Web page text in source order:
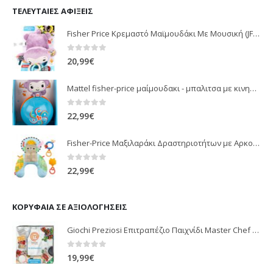
ΤΕΛΕΥΤΑΊΕΣ ΑΦΊΞΕΙΣ
Fisher Price Κρεμαστό Μαϊμουδάκι Με Μουσική (JFF02)
0 out of 5
20,99€
Mattel fisher-price μαίμουδακι - μπαλιτσα με κινηση JLB95
22,99€
Fisher-Price Μαξιλαράκι Δραστηριοτήτων με Αρκουδάκι (JHB44)
22,99€
ΚΟΡΥΦΑΊΑ ΣΕ ΑΞΙΟΛΟΓΉΣΕΙΣ
Giochi Preziosi Επιτραπέζιο Παιχνίδι Master Chef για 3-4 Παίκτες 14+ Ετών
19,99€